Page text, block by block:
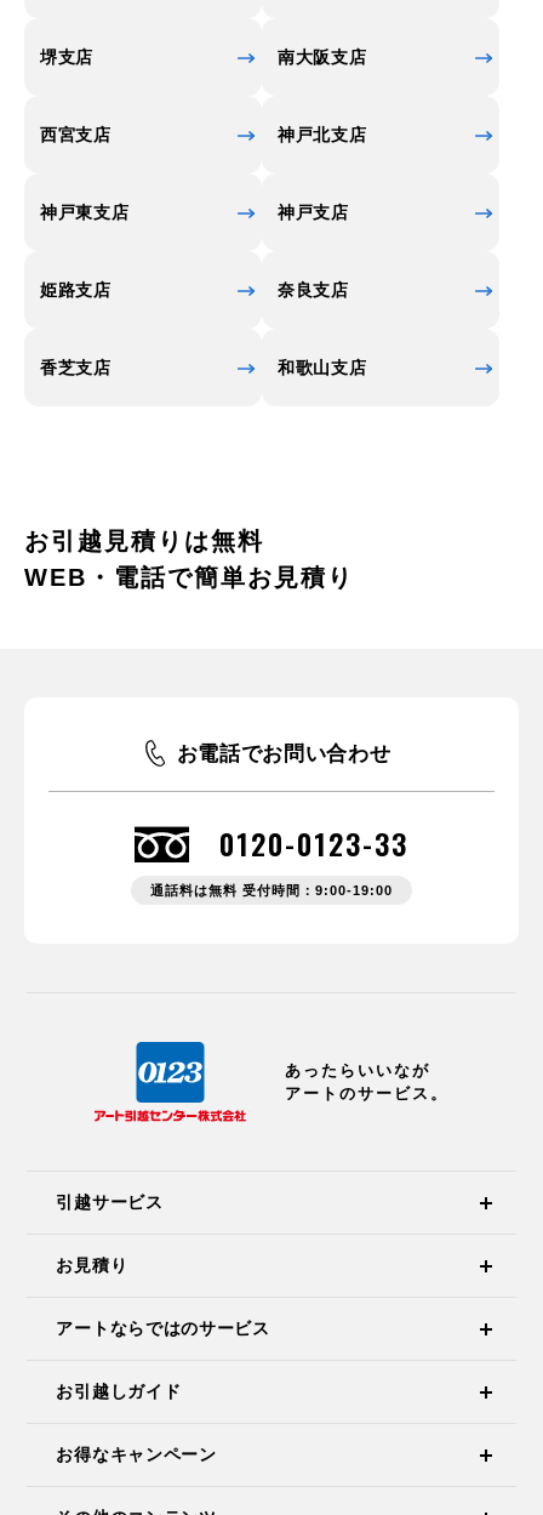
堺支店 南大阪支店
西宮支店 神戸北支店
神戸東支店 神戸支店
姫路支店 奈良支店
香芝支店 和歌山支店
お引越見積りは無料
WEB・電話で簡単お見積り
お電話でお問い合わせ
0120-0123-33
通話料は無料 受付時間：9:00-19:00
あったらいいなが
アートのサービス。
引越サービス
お見積り
アートならではのサービス
お引越しガイド
お得なキャンペーン